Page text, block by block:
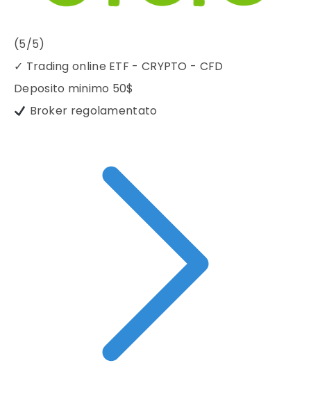
(5/5)
✓ Trading online ETF - CRYPTO - CFD
Deposito minimo 50$
Broker regolamentato